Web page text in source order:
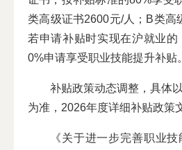
类高级证书2600元/人；B类高
若申请补贴时实现在沪就业
0%申请享受职业技能提升补贴。
补贴政策动态调整，具体
为准，2026年度详细补贴政策
《关于进一步完善职业